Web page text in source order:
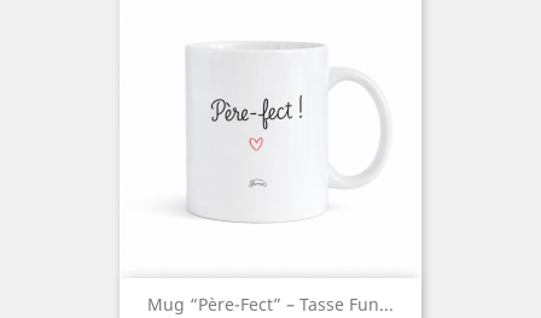
Mug “Père-Fect” – Tasse Fun...